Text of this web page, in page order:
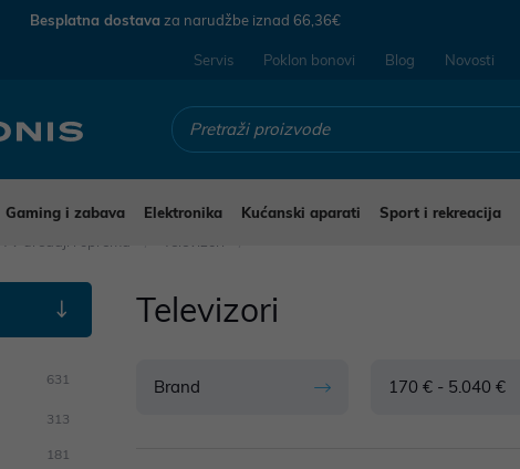
Besplatna dostava za narudžbe iznad 66,36€
Servis Poklon bonovi Blog Novosti
Gaming i zabava Elektronika Kućanski aparati Sport i rekreacija
631
313
181
Televizori
Brand 170 € - 5.040 €